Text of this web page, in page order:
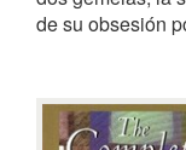
de su obsesión